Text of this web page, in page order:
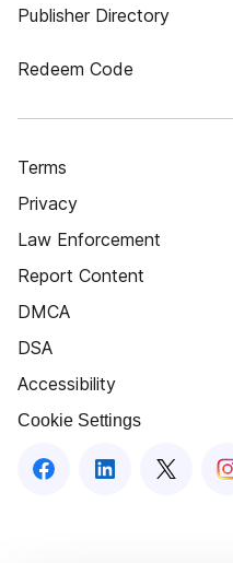
Publisher Directory
Redeem Code
Terms
Privacy
Law Enforcement
Report Content
DMCA
DSA
Accessibility
Cookie Settings